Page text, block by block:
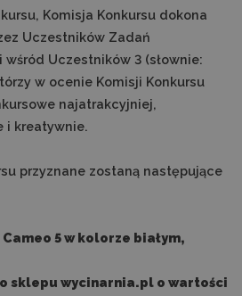
Komisja Konkursu dokona
Uczestników Zadań
wśród Uczestników 3 (słownie:
w ocenie Komisji Konkursu
najatrakcyjniej,
i kreatywnie.
przyznane zostaną następujące
5 w kolorze białym,
sklepu wycinarnia.pl o wartości